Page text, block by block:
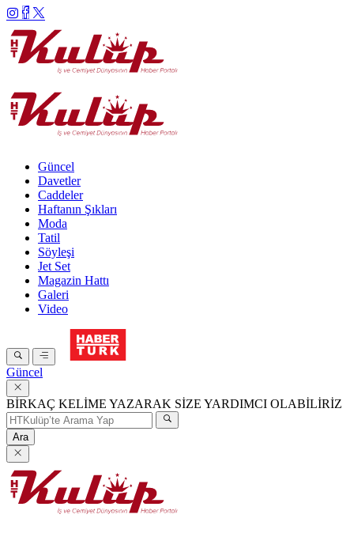
Güncel
Davetler
Caddeler
Haftanın Şıkları
Moda
Tatil
Söyleşi
Jet Set
Magazin Hattı
Galeri
Video
Güncel
BİRKAÇ KELİME YAZARAK SİZE YARDIMCI OLABİLİRİZ
Ara